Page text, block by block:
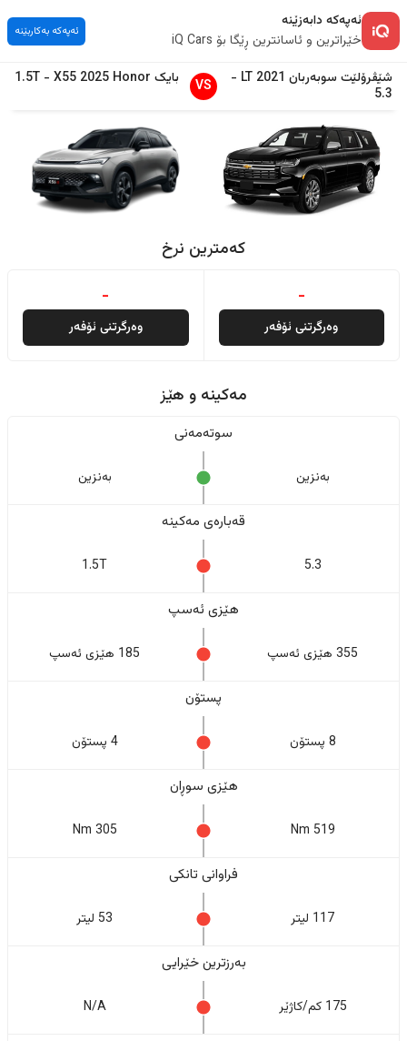
ئەپەکە دابەزێنە
خێراترین و ئاسانترین ڕێگا بۆ iQ Cars
ئەپەکە بەکاربێنە
شێڤرۆلێت سوبەربان 2021
LT
-
5.3
VS بایک X55 2025 Honor
-
1.5T
کەمترین نرخ
-
وەرگرتنی ئۆفەر
-
وەرگرتنی ئۆفەر
مەکینە و هێز
سوتەمەنی
بەنزین بەنزین
قەبارەی مەکینە
5.3
1.5T
هێزی ئەسپ
355 هێزی ئەسپ 185 هێزی ئەسپ
پستۆن
8 پستۆن 4 پستۆن
هێزی سوڕان
519 Nm
305 Nm
فراوانی تانکی
117 لیتر 53 لیتر
بەرزترین خێرایی
175 کم/کاژێر N/A